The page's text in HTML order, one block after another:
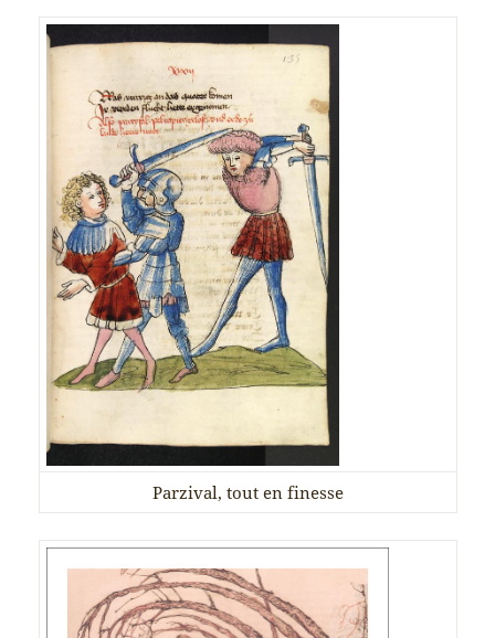
Parzival, tout en finesse